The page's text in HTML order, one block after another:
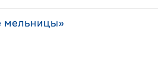
мельницы»